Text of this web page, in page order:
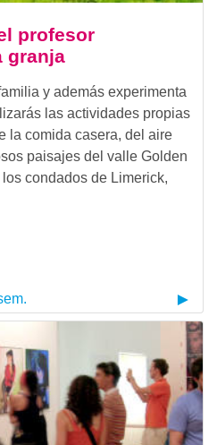
profesor
granja
y además experimenta
las actividades propias
la comida casera, del aire
paisajes del valle Golden
condados de Limerick,